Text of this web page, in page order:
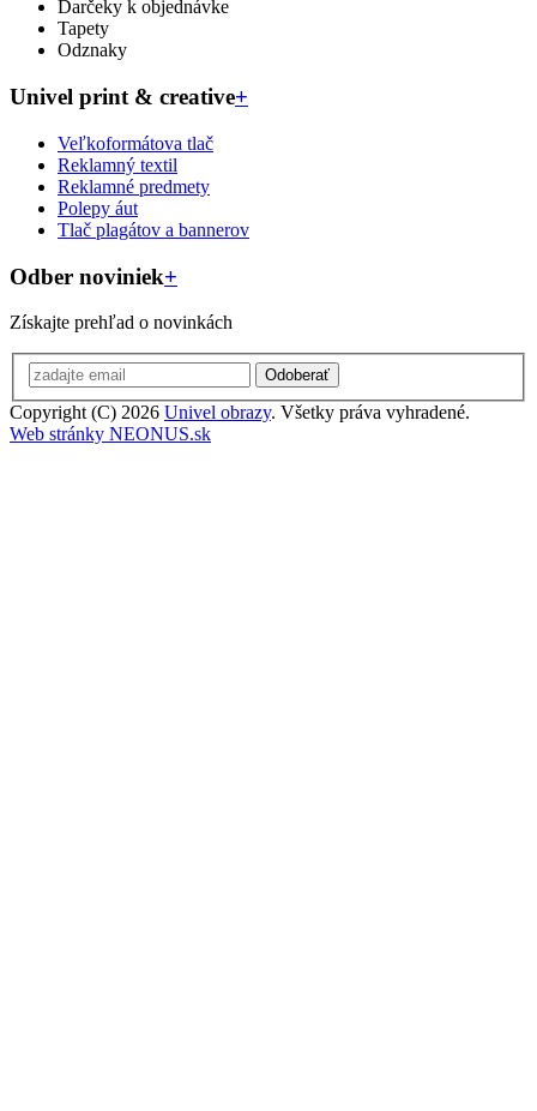
Darčeky k objednávke
Tapety
Odznaky
Univel print & creative+
Veľkoformátova tlač
Reklamný textil
Reklamné predmety
Polepy áut
Tlač plagátov a bannerov
Odber noviniek+
Získajte prehľad o novinkách
Odoberať
Copyright (C) 2026 Univel obrazy. Všetky práva vyhradené.
Web stránky NEONUS.sk